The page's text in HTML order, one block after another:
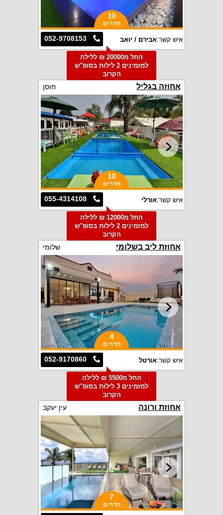
10
חדרים
052-9708153 איש קשר:אבירם / יואב
החל מ20000 ₪ ללילה
למזמינים 2 לילות בסופ"ש
הקרוב
אחוזה בגליל חוסן
10
חדרים
055-4314108 איש קשר:אורלי
החל מ12000 ₪ ללילה
למזמינים 2 לילות בסופ"ש
הקרוב
אחוזת ליב בשלומי שלומי
4
חדרים
052-9170860 איש קשר:אורטל
החל מ5500 ₪ ללילה
למזמינים 3 לילות בסופ"ש
הקרוב
אחוזת ורונה עין יעקב
7
חדרים